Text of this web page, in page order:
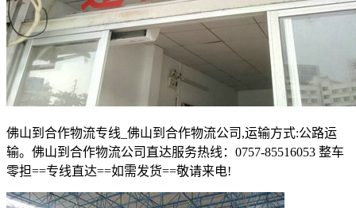
佛山到合作物流专线 佛山到合作物流公司 ,运输方式:公路运
输。佛山到合作物流公司直达服务热线： 0757-85516053 整车
零担==专线直达==如需发货==敬请来电!